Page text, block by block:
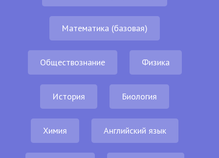
Математика (базовая)
Обществознание Физика
История Биология
Химия Английский язык